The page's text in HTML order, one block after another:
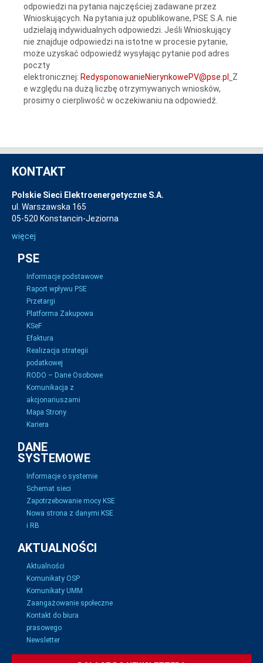
odpowiedzi na pytania najczęściej zadawane przez
Wnioskujących. Na pytania już opublikowane, PSE S.A. nie
udzielają indywidualnych odpowiedzi. Jeśli Wnioskujący
nie znajduje odpowiedzi na istotne w procesie pytanie,
może uzyskać odpowiedź wysyłając pytanie pod adres
poczty
elektronicznej: RedysponowanieNierynkowePV@pse.pl
Z
e względu na dużą liczbę otrzymywanych wniosków,
prosimy o cierpliwość w oczekiwaniu na odpowiedź.
KONTAKT
Polskie Sieci Elektroenergetyczne S.A.
ul. Warszawska 165
05-520 Konstancin-Jeziorna
więcej
PSE
Informacje podstawowe
Raport wpływu PSE
Przetargi
Platforma Zakupowa
KSeF
Efaktura
Realizacja strategii
podatkowej
RODO – Dane Osobowe
Komunikacja z
akcjonariuszami
Mapa Strony
Kariera
DANE
SYSTEMOWE
Informacje o systemie
Schemat sieci
Zapotrzebowanie mocy KSE
Nowa strona z danymi KSE
i RB
AKTUALNOŚCI
Aktualności
Komunikaty OSP
Komunikaty UMM
Zaangażowanie społeczne
Kontakt do biura
prasowego
Newsletter